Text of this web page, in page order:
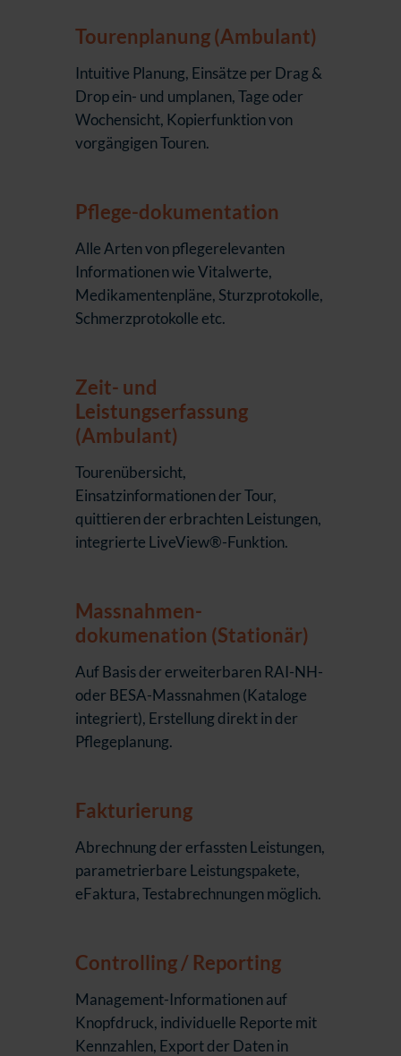
Tourenplanung (Ambulant)
Intuitive Planung, Einsätze per Drag &
Drop ein- und umplanen, Tage oder
Wochensicht, Kopierfunktion von
vorgängigen Touren.
Pflege-dokumentation
Alle Arten von pflegerelevanten
Informationen wie Vitalwerte,
Medikamentenpläne, Sturzprotokolle,
Schmerzprotokolle etc.
Zeit- und
Leistungserfassung
(Ambulant)
Tourenübersicht,
Einsatzinformationen der Tour,
quittieren der erbrachten Leistungen,
integrierte LiveView®-Funktion.
Massnahmen-
dokumenation (Stationär)
Auf Basis der erweiterbaren RAI-NH-
oder BESA-Massnahmen (Kataloge
integriert), Erstellung direkt in der
Pflegeplanung.
Fakturierung
Abrechnung der erfassten Leistungen,
parametrierbare Leistungspakete,
eFaktura, Testabrechnungen möglich.
Controlling / Reporting
Management-Informationen auf
Knopfdruck, individuelle Reporte mit
Kennzahlen, Export der Daten in